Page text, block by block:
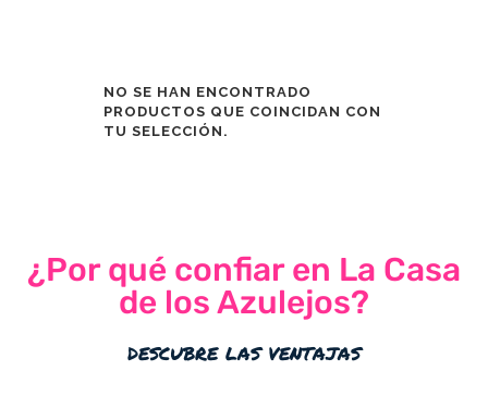
NO SE HAN ENCONTRADO
PRODUCTOS QUE COINCIDAN CON
TU SELECCIÓN.
¿Por qué confiar en La Casa
de los Azulejos?
descubre las ventajas